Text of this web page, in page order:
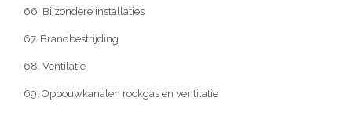
66. Bijzondere installaties
67. Brandbestrijding
68. Ventilatie
69. Opbouwkanalen rookgas en ventilatie